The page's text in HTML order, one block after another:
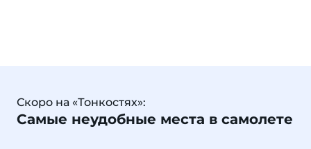
Скоро на «Тонкостях»:
Самые неудобные места в самолете